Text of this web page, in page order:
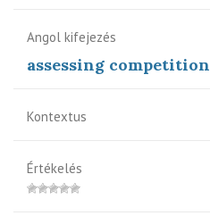
Angol kifejezés
assessing competition
Kontextus
Értékelés